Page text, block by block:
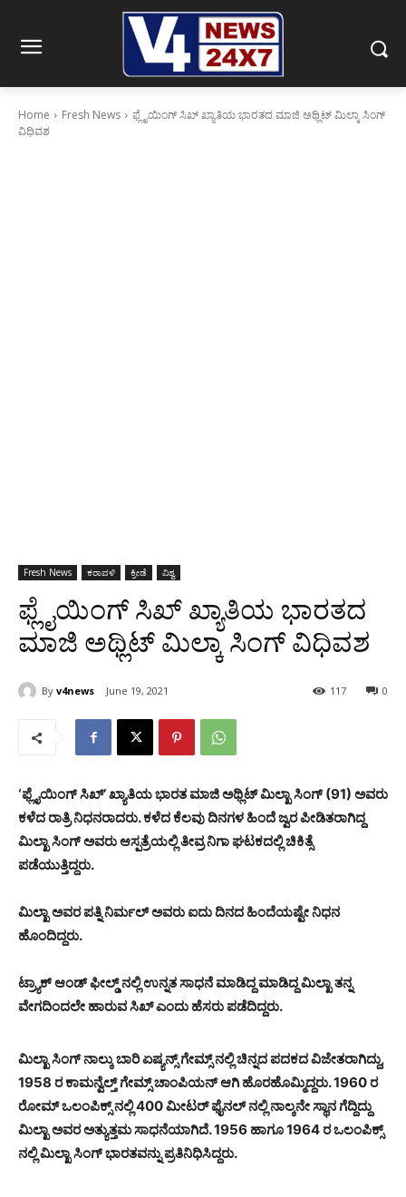
Home Fresh News
ಫ್ಲೈಯಿಂಗ್ ಸಿಖ್ ಖ್ಯಾತಿಯ ಭಾರತದ ಮಾಜಿ ಅಥ್ಲಿಟ್ ಮಿಲ್ಕಾ ಸಿಂಗ್
ವಿಧಿವಶ
Fresh News ಕರಾವಳಿ ಕ್ರೀಡೆ ವಿಶ್ವ
ಫ್ಲೈಯಿಂಗ್ ಸಿಖ್ ಖ್ಯಾತಿಯ ಭಾರತದ
ಮಾಜಿ ಅಥ್ಲಿಟ್ ಮಿಲ್ಕಾ ಸಿಂಗ್ ವಿಧಿವಶ
By v4news June 19, 2021 0
117
‘ಫ್ಲೈಯಿಂಗ್ ಸಿಖ್’ ಖ್ಯಾತಿಯ ಭಾರತ ಮಾಜಿ ಅಥ್ಲಿಟ್ ಮಿಲ್ಖಾ ಸಿಂಗ್ (91) ಅವರು
ಕಳೆದ ರಾತ್ರಿ ನಿಧನರಾದರು. ಕಳೆದ ಕೆಲವು ದಿನಗಳ ಹಿಂದೆ ಜ್ವರ ಪೀಡಿತರಾಗಿದ್ದ
ಮಿಲ್ಖಾ ಸಿಂಗ್ ಅವರು ಆಸ್ಪತ್ರೆಯಲ್ಲಿ ತೀವ್ರ ನಿಗಾ ಘಟಕದಲ್ಲಿ ಚಿಕಿತ್ಸೆ
ಪಡೆಯುತ್ತಿದ್ದರು.
ಮಿಲ್ಖಾ ಅವರ ಪತ್ನಿ ನಿರ್ಮಲ್ ಅವರು ಐದು ದಿನದ ಹಿಂದೆಯಷ್ಟೇ ನಿಧನ
ಹೊಂದಿದ್ದರು.
ಟ್ರ್ಯಾಕ್ ಆಂಡ್ ಫೀಲ್ಡ್ ನಲ್ಲಿ ಉನ್ನತ ಸಾಧನೆ ಮಾಡಿದ್ದ ಮಾಡಿದ್ದ ಮಿಲ್ಖಾ ತನ್ನ
ವೇಗದಿಂದಲೇ ಹಾರುವ ಸಿಖ್ ಎಂದು ಹೆಸರು ಪಡೆದಿದ್ದರು.
ಮಿಲ್ಖಾ ಸಿಂಗ್ ನಾಲ್ಕು ಬಾರಿ ಏಷ್ಯನ್ಸ್ ಗೇಮ್ಸ್ ನಲ್ಲಿ ಚಿನ್ನದ ಪದಕದ ವಿಜೇತರಾಗಿದ್ದು,
1958 ರ ಕಾಮನ್ವೆಲ್ತ್ ಗೇಮ್ಸ್ ಚಾಂಪಿಯನ್ ಆಗಿ ಹೊರಹೊಮ್ಮಿದ್ದರು. 1960 ರ
ರೋಮ್ ಒಲಂಪಿಕ್ಸ್ ನಲ್ಲಿ 400 ಮೀಟರ್ ಫೈನಲ್ ನಲ್ಲಿ ನಾಲ್ಕನೇ ಸ್ಥಾನ ಗೆದ್ದಿದ್ದು
ಮಿಲ್ಖಾ ಅವರ ಅತ್ಯುತ್ತಮ ಸಾಧನೆಯಾಗಿದೆ. 1956 ಹಾಗೂ 1964 ರ ಒಲಂಪಿಕ್ಸ್
ನಲ್ಲಿ ಮಿಲ್ಖಾ ಸಿಂಗ್ ಭಾರತವನ್ನು ಪ್ರತಿನಿಧಿಸಿದ್ದರು.